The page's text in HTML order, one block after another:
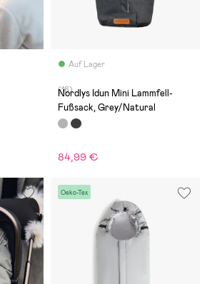
Auf Lager
(16)
Nordlys Idun Mini Lammfell-
Fußsack, Grey/Natural
84,99 €
Oeko-Tex